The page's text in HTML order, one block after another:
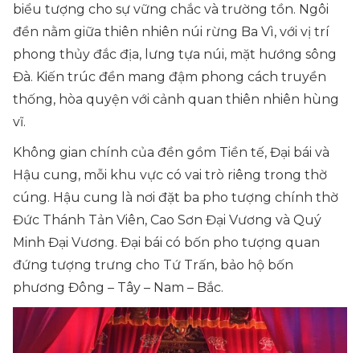
biểu tượng cho sự vững chắc và trường tồn. Ngôi
đền nằm giữa thiên nhiên núi rừng Ba Vì, với vị trí
phong thủy đắc địa, lưng tựa núi, mặt hướng sông
Đà. Kiến trúc đền mang đậm phong cách truyền
thống, hòa quyện với cảnh quan thiên nhiên hùng
vĩ.
Không gian chính của đền gồm Tiền tế, Đại bái và
Hậu cung, mỗi khu vực có vai trò riêng trong thờ
cúng. Hậu cung là nơi đặt ba pho tượng chính thờ
Đức Thánh Tản Viên, Cao Sơn Đại Vương và Quý
Minh Đại Vương. Đại bái có bốn pho tượng quan
đứng tượng trưng cho Tứ Trấn, bảo hộ bốn
phương Đông – Tây – Nam – Bắc.